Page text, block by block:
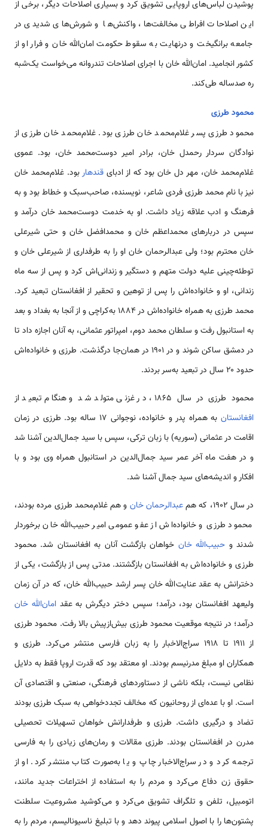
پوشیدن لباس‌های اروپایی تشویق کرد و بسیاری اصلاحات دیگر، برخی از
این اصلاحات افراطی مخالفت‌ها، واکنش‌ها و شورش‌های شدیدی در
جامعه برانگیخت و درنهایت به سقوط حکومت امان‌الله خان و فرار او از
کشور انجامید. امان‌الله خان با اجرای اصلاحات تندروانه می‌خواست یک‌شبه
ره صدساله طی‌کند.
محمود طرزی
محمود طرزی پسر غلام‌محمد خان طرزی بود. غلام‌محمد خان طرزی از
نوادگان سردار رحمدل خان، برادر امیر دوست‌محمد خان، بود. عموی
غلام‌محمد خان، مهر دل خان بود که از ادبایقندهاربود. غلام‌محمد خان
نیز با نام محمد طرزی فردی شاعر، نویسنده، صاحب‌سبک و خطاط بود و به
فرهنگ و ادب علاقه زیاد داشت. او به خدمت دوست‌محمد خان درآمد و
سپس در دربارهای محمداعظم خان و محمدافضل خان و حتی شیرعلی
خان محترم بود؛ ولی عبدالرحمان خان او را به طرفداری از شیرعلی خان و
توطئه‌چینی علیه دولت متهم و دستگیر و زندانی‌اش کرد و پس از سه ماه
زندانی، او و خانواده‌اش را پس از توهین و تحقیر از افغانستان تبعید کرد.
محمد طرزی به همراه خانواده‌اش در ۱۸۸۴ به‌کراچی و از آنجا به بغداد و بعد
به استانبول رفت و سلطان محمد دوم، امپراتور عثمانی، به آنان اجازه داد تا
در دمشق ساکن شوند و در ۱۹۰۱ در همان‌جا درگذشت. طرزی و خانواده‌اش
حدود ۲۰ سال در تبعید به‌سر بردند.
محمود طرزی در سال ۱۸۶۵، در غزنی متولد شد و هنگام تبعید از
افغانستان
به همراه پدر و خانواده، نوجوانی ۱۷ ساله بود. طرزی در زمان
اقامت در عثمانی (سوریه) با زبان ترکی، سپس با سید جمال‌الدین آشنا شد
و در هفت ماه آخر عمر سید جمال‌الدین در استانبول همراه وی بود و با
افکار و اندیشه‌های سید جمال آشنا شد.
در سال ۱۹۰۲، که هم عبدالرحمان خان و هم غلام‌محمد طرزی مرده بودند،
محمود طرزی و خانواده‌اش از عفو عمومی امیر حبیب‌الله خان برخوردار
شدند و حبیب‌الله خان خواهان بازگشت آنان به افغانستان شد. محمود
طرزی و خانواده‌اش به افغانستان بازگشتند. مدتی پس از بازگشت، یکی از
دخترانش به عقد عنایت‌الله خان پسر ارشد حبیب‌الله خان، که در آن زمان
ولیعهد افغانستان بود، درآمد؛ سپس دختر دیگرش به عقدامان‌الله خان
درآمد؛ در نتیجه موقعیت محمود طرزی بیش‌ازپیش بالا رفت. محمود طرزی
از ۱۹۱۱ تا ۱۹۱۸ سراج‌الاخبار را به زبان فارسی منتشر می‌کرد. طرزی و
همکاران او مبلغ مدرنیسم بودند. او معتقد بود که قدرت اروپا فقط به دلایل
نظامی نیست، بلکه ناشی از دستاوردهای فرهنگی، صنعتی و اقتصادی آن
است. او با عده‌ای از روحانیون که مخالف تجددخواهی به سبک طرزی بودند
تضاد و درگیری داشت. طرزی و طرفدارانش خواهان تسهیلات تحصیلی
مدرن در افغانستان بودند. طرزی مقالات و رمان‌های زیادی را به فارسی
ترجمه کرد و در سراج‌الاخبار چاپ و یا به‌صورت کتاب منتشر کرد. او از
حقوق زن دفاع می‌کرد و مردم را به استفاده از اختراعات جدید مانند،
اتومبیل، تلفن و تلگراف تشویق می‌کرد و می‌کوشید مشروعیت سلطنت
پشتون‌ها را با اصول اسلامی پیوند دهد و با تبلیغ ناسیونالیسم، مردم را به